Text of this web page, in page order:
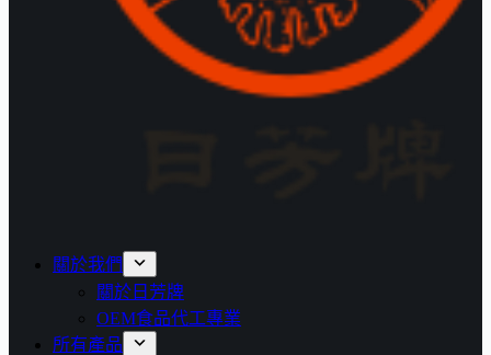
關於我們
關於日芳牌
OEM食品代工專業
所有產品